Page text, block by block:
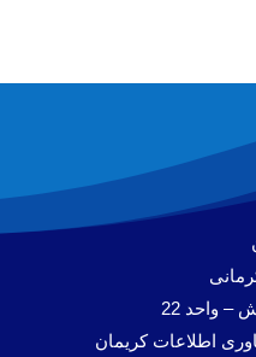
– واحد 22
اطلاعات کریمان